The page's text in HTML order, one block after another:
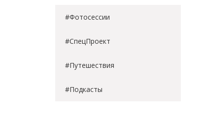
#Фотосессии
#СпецПроект
#Путешествия
#Подкасты